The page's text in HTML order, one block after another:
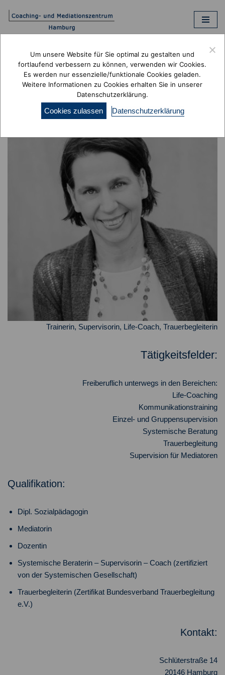
springen
Anna Rapacz
Trainerin, Supervisorin, Life-Coach, Trauerbegleiterin
Tätigkeitsfelder:
Freiberuflich unterwegs in den Bereichen:
Life-Coaching
Kommunikationstraining
Einzel- und Gruppensupervision
Systemische Beratung
Trauerbegleitung
Supervision für Mediatoren
Qualifikation:
Dipl. Sozialpädagogin
Mediatorin
Dozentin
Systemische Beraterin – Supervisorin – Coach (zertifiziert
von der Systemischen Gesellschaft)
Trauerbegleiterin (Zertifikat Bundesverband Trauerbegleitung
e.V.)
Kontakt:
Schlüterstraße 14
20146 Hamburg
Um unsere Website für Sie optimal zu gestalten und
fortlaufend verbessern zu können, verwenden wir Cookies.
Es werden nur essenzielle/funktionale Cookies geladen.
Weitere Informationen zu Cookies erhalten Sie in unserer
Datenschutzerklärung.
Cookies zulassen Datenschutzerklärung